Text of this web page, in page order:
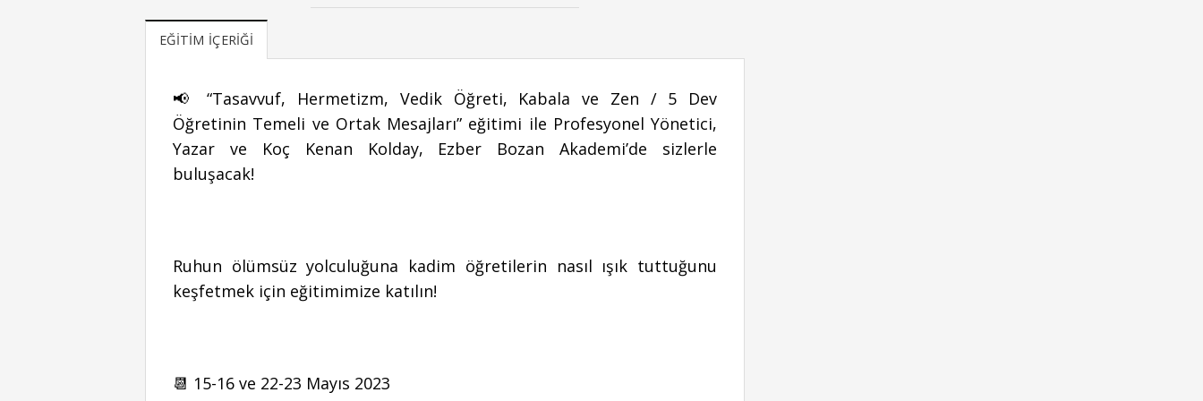
EĞITIM İÇERIĞI
📢 “Tasavvuf, Hermetizm, Vedik Öğreti, Kabala ve Zen / 5 Dev
Öğretinin Temeli ve Ortak Mesajları” eğitimi ile Profesyonel Yönetici,
Yazar ve Koç Kenan Kolday, Ezber Bozan Akademi’de sizlerle
buluşacak!
Ruhun ölümsüz yolculuğuna kadim öğretilerin nasıl ışık tuttuğunu
keşfetmek için eğitimimize katılın!
📆 15-16 ve 22-23 Mayıs 2023